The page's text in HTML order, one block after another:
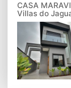
CASA
Villas do